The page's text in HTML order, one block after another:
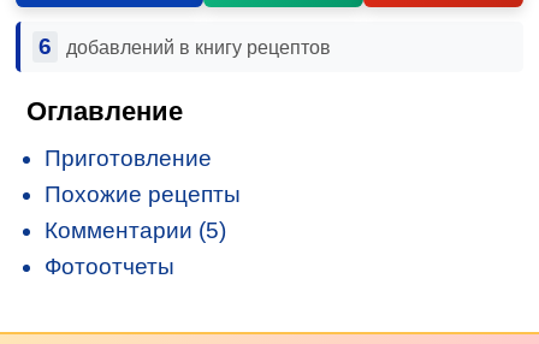
6 добавлений в книгу рецептов
Оглавление
Приготовление
Похожие рецепты
Комментарии (5)
Фотоотчеты